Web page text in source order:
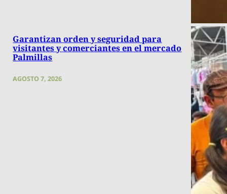
Garantizan orden y seguridad para
visitantes y comerciantes en el mercado
Palmillas
AGOSTO 7, 2026